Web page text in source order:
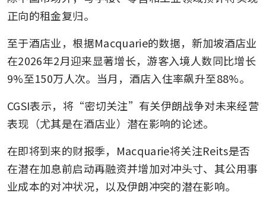
正向的租金复归。
至于酒店业，根据Macquarie的数据，新加坡酒店业
在2026年2月迎来显著增长，游客入境人数同比增长
9%至150万人次。当月，酒店入住率飙升至88%。
CGSI表示，将“密切关注”有关伊朗战争对未来经营
表现（尤其是在酒店业）潜在影响的论述。
在即将到来的财报季，Macquarie将关注Reits是否
在潜在加息前启动再融资并增加对冲头寸、其公用事
业成本的对冲状况，以及伊朗冲突的潜在影响。